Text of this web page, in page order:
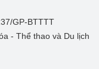
GP-BTTTT
- Thể thao và Du lịch